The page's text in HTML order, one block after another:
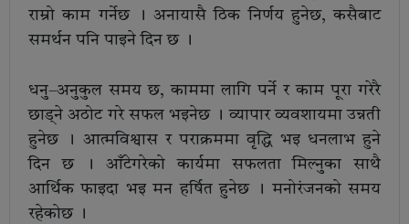
राम्रो काम गर्नेछ । अनायासै ठिक निर्णय हुनेछ, कसैबाट
समर्थन पनि पाइने दिन छ ।
धनु–अनुकुल समय छ, काममा लागि पर्ने र काम पूरा गरेरै
छाड्ने अठोट गरे सफल भइनेछ । व्यापार व्यवशायमा उन्नती
हुनेछ । आत्मविश्वास र पराक्रममा वृद्धि भइ धनलाभ हुने
दिन छ । आँटेगरेको कार्यमा सफलता मिल्नुका साथै
आर्थिक फाइदा भइ मन हर्षित हुनेछ । मनोरंजनको समय
रहेकोछ ।